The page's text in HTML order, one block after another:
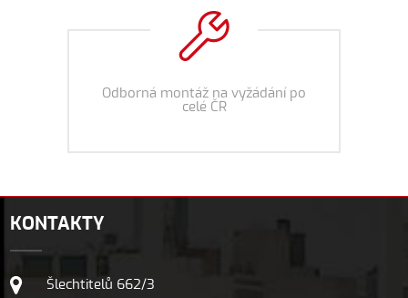
Odborná montáž na vyžádání po
celé ČR
KONTAKTY
Šlechtitelů 662/3